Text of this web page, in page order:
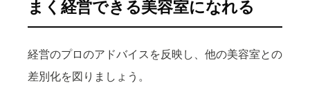
まく経営できる美容室になれる
経営のプロのアドバイスを反映し、他の美容室との
差別化を図りましょう。